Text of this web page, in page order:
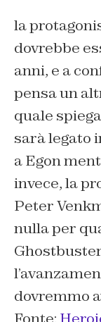
la
dovrebbe
anni, e a
pensa un
quale
sarà legato
aEgon
invece, la
Peter
nulla per
dovremmo